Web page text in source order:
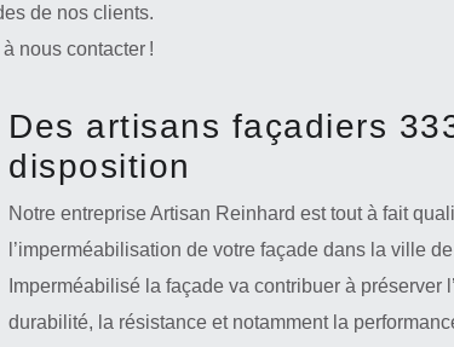
de nos clients.
nous contacter !
Des artisans façadiers
disposition
Notre entreprise Artisan Reinhard est tout à fait
l’imperméabilisation de votre façade dans la ville
Imperméabilisé la façade va contribuer à préserver
durabilité, la résistance et notamment la